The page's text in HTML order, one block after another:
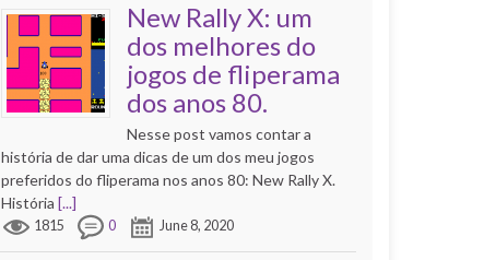
New Rally X: um
dos melhores do
jogos de fliperama
dos anos 80.
Nesse post vamos contar a
história de dar uma dicas de um dos meu jogos
preferidos do fliperama nos anos 80: New Rally X.
História [...]
1815 0 June 8, 2020